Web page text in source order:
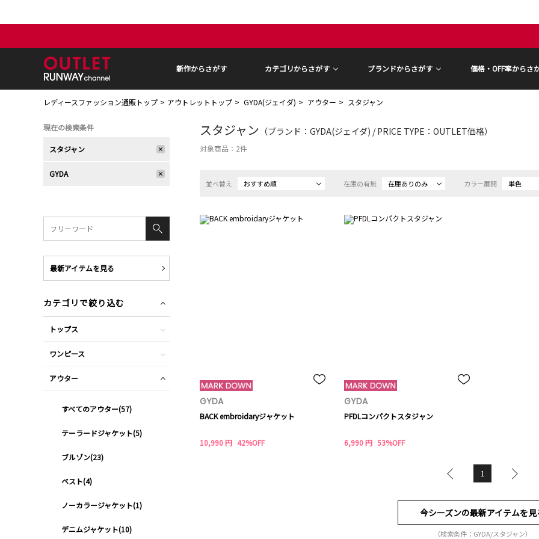
新作からさがす カテゴリからさがす ブランドからさがす 価格・OFF率からさ
レディースファッション通販トップ アウトレットトップ GYDA(ジェイダ) アウター スタジャン
スタジャン （ブランド：GYDA(ジェイダ) / PRICE TYPE：OUTLET価格）
対象商品： 2件
並べ替え おすすめ順 在庫の有無 在庫ありのみ カラー展開 単色
GYDA
BACK embroidaryジャケット
10,990 円 42%OFF
GYDA
PFDLコンパクトスタジャン
6,990 円 53%OFF
1
今シーズンの最新アイテムを見
（検索条件：GYDA/スタジャン）
現在の検索条件
スタジャン
GYDA
最新アイテムを見る
カテゴリで絞り込む
トップス
ワンピース
アウター
すべてのアウター(57)
テーラードジャケット(5)
ブルゾン(23)
ベスト(4)
ノーカラージャケット(1)
デニムジャケット(10)